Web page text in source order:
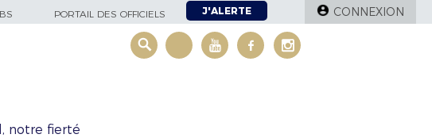
PORTAIL DES OFFICIELS J'ALERTE CONNEXION
notre fierté